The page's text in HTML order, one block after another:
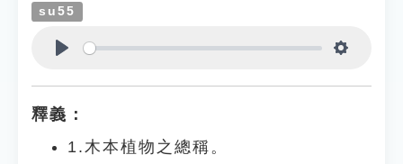
su55
釋義：
1.木本植物之總稱。